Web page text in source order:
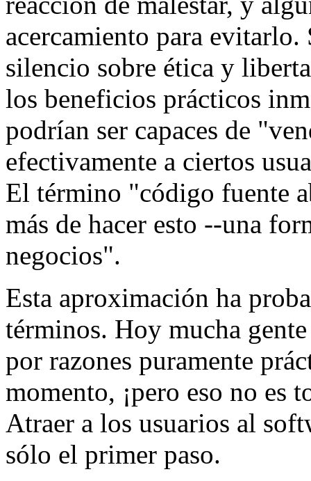
acercamiento para
silencio sobre ética y
los beneficios prácticos
podrían ser capaces de
efectivamente a ciertos
El término "código fuente
más de hacer esto --una
negocios".
Esta aproximación ha
términos. Hoy mucha
por razones puramente
momento, ¡pero eso no es
Atraer a los usuarios al
sólo el primer paso.